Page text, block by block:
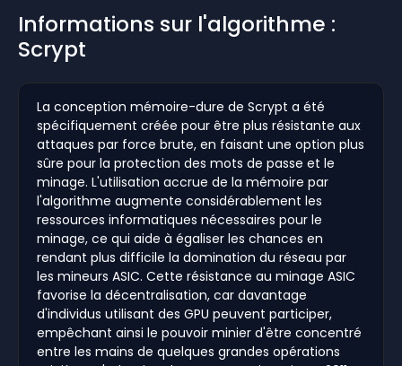
Informations sur l'algorithme :
Scrypt
La conception mémoire-dure de Scrypt a été
spécifiquement créée pour être plus résistante aux
attaques par force brute, en faisant une option plus
sûre pour la protection des mots de passe et le
minage. L'utilisation accrue de la mémoire par
l'algorithme augmente considérablement les
ressources informatiques nécessaires pour le
minage, ce qui aide à égaliser les chances en
rendant plus difficile la domination du réseau par
les mineurs ASIC. Cette résistance au minage ASIC
favorise la décentralisation, car davantage
d'individus utilisant des GPU peuvent participer,
empêchant ainsi le pouvoir minier d'être concentré
entre les mains de quelques grandes opérations